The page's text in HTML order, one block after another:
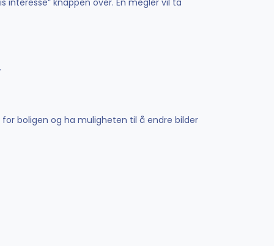
for boligen og ha muligheten til å endre bilder